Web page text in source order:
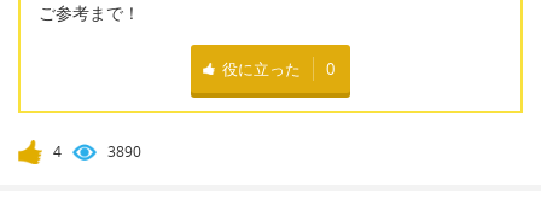
ご参考まで！
役に立った 0
4 3890